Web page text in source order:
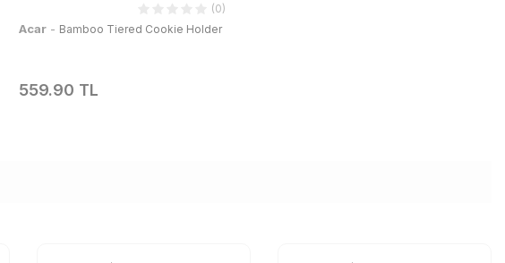
(0)
Acar - Bamboo Tiered Cookie Holder
559.90 TL